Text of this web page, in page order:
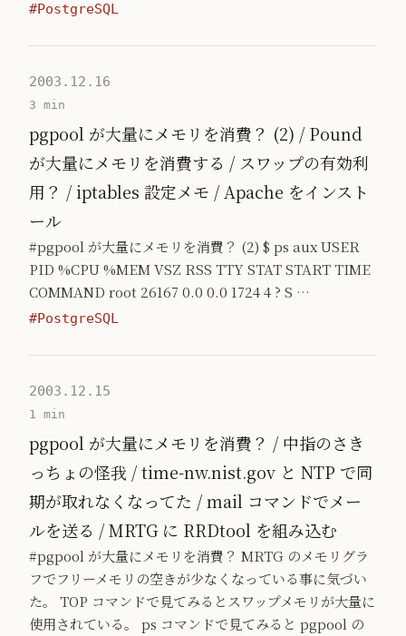
#PostgreSQL
2003.12.16
3 min
pgpool が大量にメモリを消費？ (2) / Pound
が大量にメモリを消費する / スワップの有効利
用？ / iptables 設定メモ / Apache をインスト
ール
#pgpool が大量にメモリを消費？ (2) $ ps aux USER
PID %CPU %MEM VSZ RSS TTY STAT START TIME
COMMAND root 26167 0.0 0.0 1724 4 ? S …
#PostgreSQL
2003.12.15
1 min
pgpool が大量にメモリを消費？ / 中指のさき
っちょの怪我 / time-nw.nist.gov と NTP で同
期が取れなくなってた / mail コマンドでメー
ルを送る / MRTG に RRDtool を組み込む
#pgpool が大量にメモリを消費？ MRTG のメモリグラ
フでフリーメモリの空きが少なくなっている事に気づい
た。 TOP コマンドで見てみるとスワップメモリが大量に
使用されている。 ps コマンドで見てみると pgpool の